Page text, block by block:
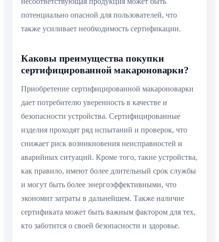
потенциально опасной для пользователей, что
также усиливает необходимость сертификации.
Каковы преимущества покупки
сертифицированной макароноварки?
Приобретение сертифицированной макароноварки
дает потребителю уверенность в качестве и
безопасности устройства. Сертифицированные
изделия проходят ряд испытаний и проверок, что
снижает риск возникновения неисправностей и
аварийных ситуаций. Кроме того, такие устройства,
как правило, имеют более длительный срок службы
и могут быть более энергоэффективными, что
экономит затраты в дальнейшем. Также наличие
сертификата может быть важным фактором для тех,
кто заботится о своей безопасности и здоровье.